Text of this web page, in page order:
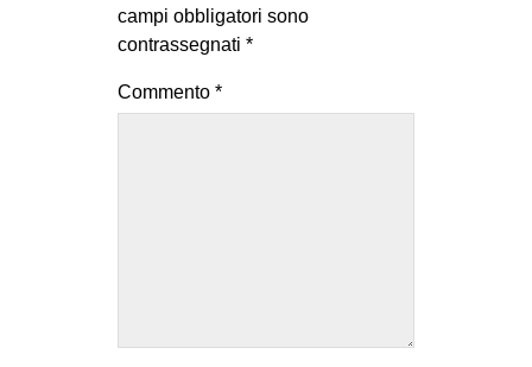
campi obbligatori sono
contrassegnati *
Commento *